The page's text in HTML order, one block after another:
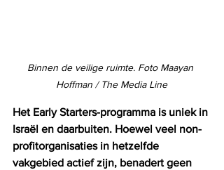
Binnen de veilige ruimte. Foto Maayan
Hoffman / The Media Line
Het Early Starters-programma is uniek in
Israël en daarbuiten. Hoewel veel non-
profitorganisaties in hetzelfde
vakgebied actief zijn, benadert geen